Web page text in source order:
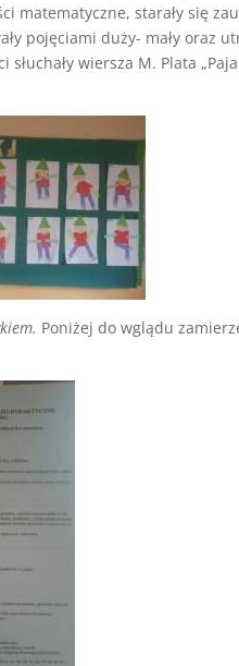
matematyczne, starały się
pojęciami duży- mały oraz
wiersza M. Plata
Poniżej do wglądu